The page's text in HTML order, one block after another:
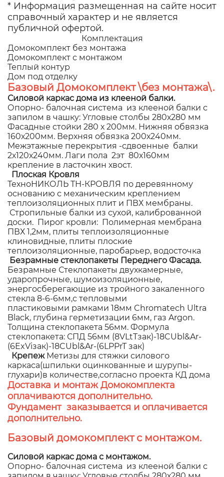
* Информация размещенная на сайте носит
справочный характер и не является
публичной офертой.
Комплектация
Домокомплект без монтажа
Домокомплект с монтажом
Теплый контур
Дом под отделку
Базовый Домокомплект \без монтажа\.
Силовой каркас дома из клееной балки.
Опорно- балочная система из клееной балки с
запилом в чашку: Угловые столбы 280х280 мм
Фасадные стойки 280 х 200мм. Нижняя обвязка
160х200мм. Верхняя обвязка 200х240мм.
Межэтажные перекрытия -сдвоенные балки
2х120х240мм. Лаги пола 2эт 80х160мм
крепление в ласточкин хвост.
Плоская Кровля
ТехноНИКОЛЬ ТН-КРОВЛЯ по деревянному
основанию с механическим креплением
теплоизоляционных плит и ПВХ мембраны.
Стропильные балки из сухой, калиброванной
доски. Пирог кровли: Полимерная мембрана
ПВХ 1,2мм, плиты теплоизоляционные
клиновидные, плиты плоские
теплоизоляционные, паробарьер, водосточка
Безрамные стеклопакеты Переднего Фасада.
Безрамные Стеклопакеты двухкамерные,
ударопрочные, шумоизоляционные,
энергосберегающие из тройного закаленного
стекла 8-6-6мм,с тепловыми
пластиковыми рамками 18мм Chromatech Ultra
Black, глубина герметизации 6мм, газ Argon.
Толщина стеклопакета 56мм. Формула
стеклопакета: СПД 56мм (8VLtTзак)-18CUbl&Ar-
(6ExViзак)-18CUbl&Ar-(6LPPrT зак)
Крепеж Метизы для стяжки силового
каркаса(шпильки оцинкованные и шурупы-
глухари)в количестве,согласно проекта КД дома
Доставка и монтаж Домокомплекта
оплачиваются дополнительно.
Фундамент заказывается и оплачивается
дополнительно.
Базовый домокомплект с монтажом.
Силовой каркас дома с монтажом.
Опорно- балочная система из клееной балки с